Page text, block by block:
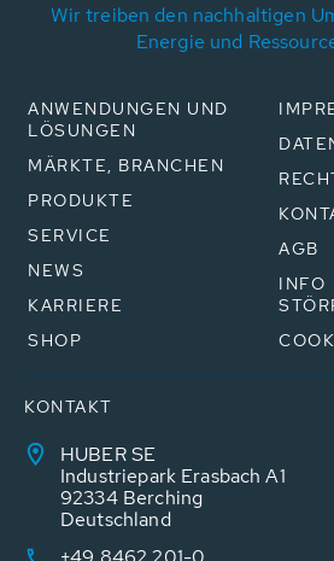
Wir treiben den nachhaltigen
Energie und
ANWENDUNGEN UND
LÖSUNGEN
MÄRKTE, BRANCHEN
PRODUKTE
SERVICE
NEWS
KARRIERE
SHOP
AGB
INFO
KONTAKT
HUBER SE
Industriepark Erasbach A1
92334 Berching
Deutschland